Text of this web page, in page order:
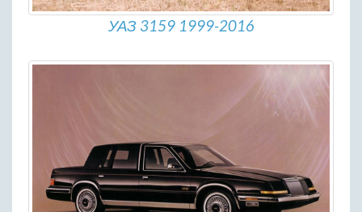
УАЗ 3159 1999-2016